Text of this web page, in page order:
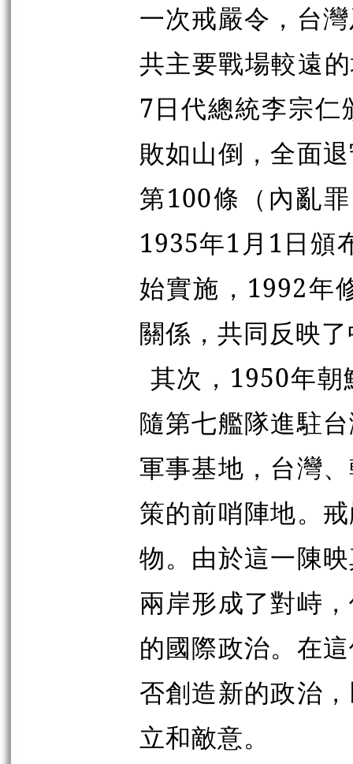
一次戒嚴令，台
共主要戰場較遠
7日代總統李宗
敗如山倒，全面
第100條（內亂
1935年1月1日頒
始實施，1992年
關係，共同反映
其次，1950年
隨第七艦隊進駐
軍事基地，台灣
策的前哨陣地。
物。由於這一陳
兩岸形成了對峙
的國際政治。在
否創造新的政治
立和敵意。